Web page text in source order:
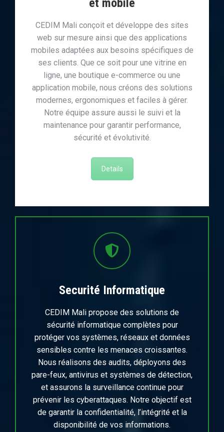
et mobile
CEDIM Mali conçoit et développe des sites
web sur mesure ainsi que des applications
mobiles adaptées aux besoins spécifiques de
ses clients. Que ce soit pour une vitrine en
ligne, une boutique e-commerce ou une
application mobile, nous créons des solutions
modernes, ergonomiques et faciles à gérer.
Notre équipe assure aussi le suivi et la
maintenance pour garantir performance,
sécurité et évolutivité.
Details
Securité Informatique
CEDIM Mali propose des solutions de
sécurité informatique complètes pour
protéger vos systèmes, réseaux et données
sensibles contre les menaces croissantes.
Nous réalisons des audits, déployons des
pare-feux, antivirus et systèmes de détection,
et assurons la surveillance continue pour
prévenir les cyberattaques. Notre objectif est
de garantir la confidentialité, l’intégrité et la
disponibilité de vos informations.